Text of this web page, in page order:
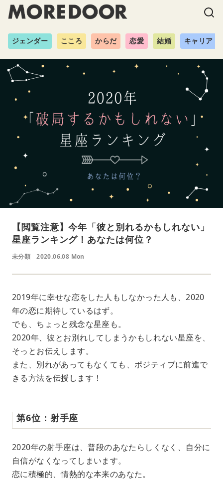
ジェンダー こころ からだ 恋愛 結婚 キャリア
【閲覧注意】今年「彼と別れるかもしれない」
星座ランキング！あなたは何位？
未分類 2020.06.08 Mon
2019年に幸せな恋をした人もしなかった人も、2020
年の恋に期待しているはず。
でも、ちょっと残念な星座も。
2020年、彼とお別れしてしまうかもしれない星座を、
そっとお伝えします。
また、別れがあってもなくても、ポジティブに前進で
きる方法を伝授します！
第6位：射手座
2020年の射手座は、普段のあなたらしくなく、自分に
自信がなくなってしまいます。
恋に積極的、情熱的な本来のあなた。